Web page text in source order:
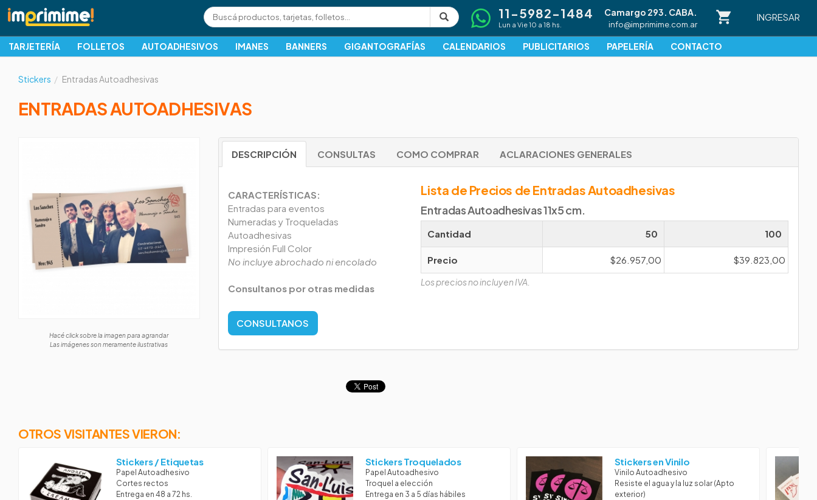
11-5982-1484
Lun a Vie 10 a 18 hs.
Camargo 293. CABA.
info@imprimime.com.ar
INGRESAR
TARJETERÍA FOLLETOS AUTOADHESIVOS IMANES BANNERS GIGANTOGRAFÍAS CALENDARIOS PUBLICITARIOS PAPELERÍA CONTACTO
Stickers Entradas Autoadhesivas
ENTRADAS AUTOADHESIVAS
Hacé click sobre la imagen para agrandar
Las imágenes son meramente ilustrativas
DESCRIPCIÓN CONSULTAS COMO COMPRAR ACLARACIONES GENERALES
CARACTERÍSTICAS:
Entradas para eventos
Numeradas y Troqueladas
Autoadhesivas
Impresión Full Color
No incluye abrochado ni encolado
Consultanos por otras medidas
CONSULTANOS
Lista de Precios de Entradas Autoadhesivas
Entradas Autoadhesivas 11x5 cm.
Cantidad 50 100
Precio $26.957,00 $39.823,00
Los precios no incluyen IVA.
OTROS VISITANTES VIERON:
Stickers / Etiquetas
Papel Autoadhesivo
Cortes rectos
Entrega en 48 a 72 hs.
Stickers Troquelados
Papel Autoadhesivo
Troquel a elección
Entrega en 3 a 5 días hábiles
Stickers en Vinilo
Vinilo Autoadhesivo
Resiste el agua y la luz solar (Apto
exterior)